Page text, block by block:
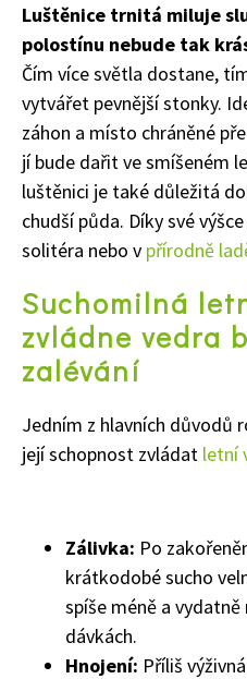
Naše krásná zahrada
Luštěnice trnitá miluje
polostínu nebude tak
Čím více světla dostane,
vytvářet pevnější stonky.
záhon a místo chráněné
jí bude dařit ve smíšeném
luštěnici je také důležitá
chudší půda. Díky své
solitéra nebo v přírodně
Suchomilná
zvládne vedra
zalévání
Jedním z hlavních důvodů
její schopnost zvládat letní
Zálivka: Po
krátkodobé sucho
spíše méně a
dávkách.
Hnojení: Příliš